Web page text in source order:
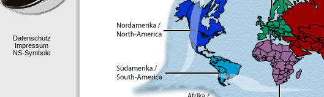
Datenschutz
Impressum
NS-Symbole